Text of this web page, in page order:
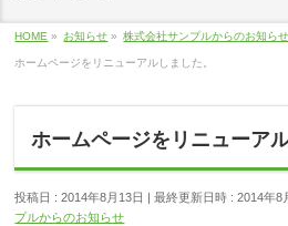
HOME » お知らせ » 株式会社サンプルからのお知らせ
ホームページをリニューアルしました。
ホームページをリニューア
投稿日 : 2014年8月13日 最終更新日時 : 2014年8
プルからのお知らせ